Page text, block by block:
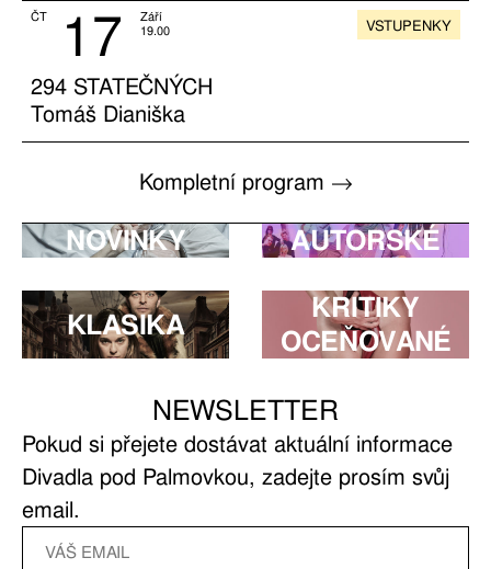
ČT 17
Září
19.00
294 STATEČNÝCH
Tomáš Dianiška
VSTUPENKY
Kompletní program →
NOVINKY AUTORSKÉ
KLASIKA
KRITIKY
OCEŇOVANÉ
NEWSLETTER
Pokud si přejete dostávat aktuální informace
Divadla pod Palmovkou, zadejte prosím svůj
email.